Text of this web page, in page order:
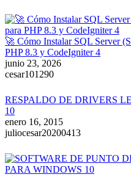
🚀 Cómo Instalar SQL Server
PHP 8.3 y CodeIgniter 4
junio 23, 2026
cesar101290
RESPALDO DE DRIVERS
10
enero 16, 2015
juliocesar20200413